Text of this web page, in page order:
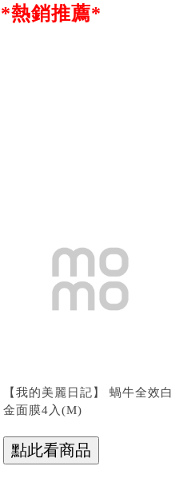
*熱銷推薦*
【我的美麗日記】 蝸牛全效白
金面膜4入(M)